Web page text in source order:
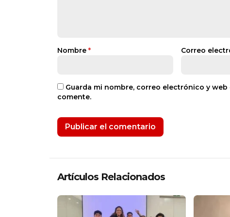
Nombre * Correo
Guarda mi nombre, correo electrónico y
comente.
Artículos Relacionados